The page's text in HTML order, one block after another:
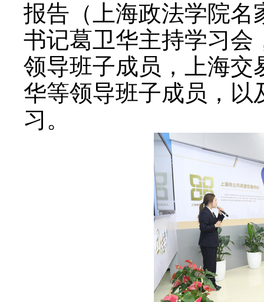
报告（上海政法学院名
书记葛卫华主持学习会
领导班子成员，
上海
华等领导班子成员，以
习。